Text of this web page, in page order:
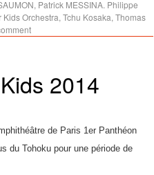
, Patrick MESSINA. Philippe
Kids Orchestra, Tchu Kosaka, Thomas
2014
de Paris 1er Panthéon
du Tohoku pour une période de